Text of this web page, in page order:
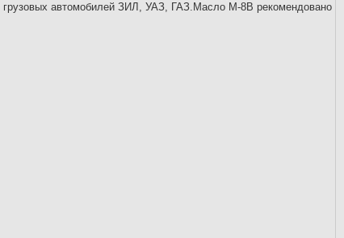
грузовых автомобилей ЗИЛ, УАЗ, ГАЗ.Масло М-8В рекомендовано